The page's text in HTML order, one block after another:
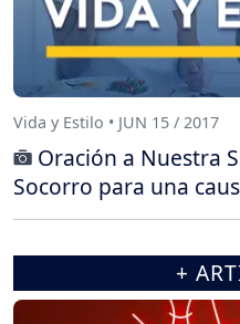
Vida y Estilo • JUN 15 / 2017
Oración a Nuestra
Socorro para una
+